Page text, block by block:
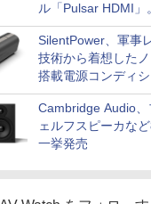
ル「Pulsar HDMI」。
SilentPowerから
SilentPower、軍事
技術から着想した
搭載電源コンディ
「AC iPurifier2」
Cambridge Audio、
ェルフスピーカな
一挙発売